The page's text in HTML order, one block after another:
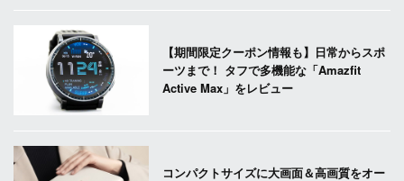
【期間限定クーポン情報も】日常からスポ
ーツまで！ タフで多機能な「Amazfit
Active Max」をレビュー
コンパクトサイズに大画面＆高画質をオー